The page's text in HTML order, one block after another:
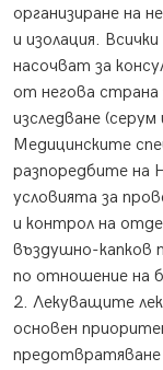
организиране на
и изолация.
насочват за
от негова страна
изследване (серум
Медицинските
разпоредбите на
условията за
и контрол на
въздушно-капков
по отношение на
2. Лекуващите
основен